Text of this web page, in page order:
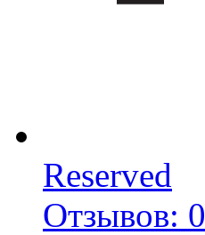
Reserved
Отзывов: 0